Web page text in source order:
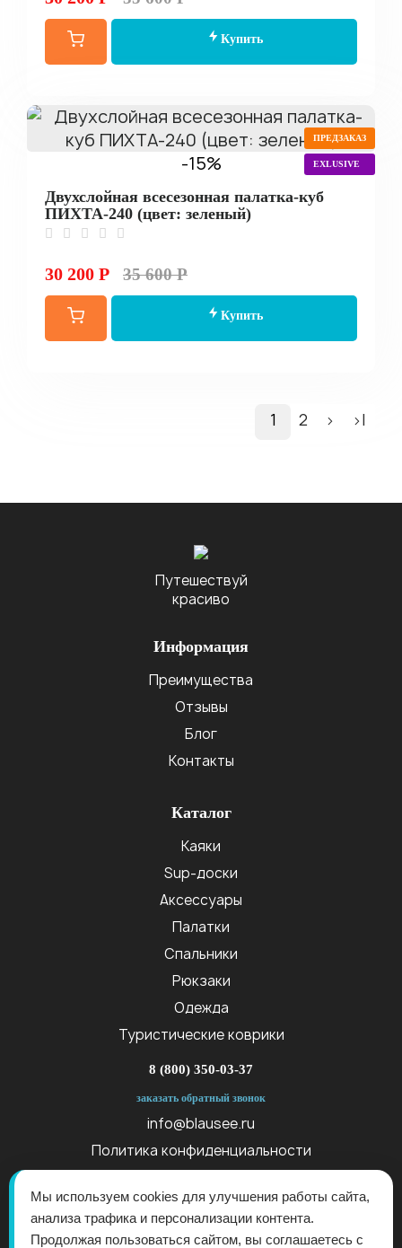
Купить
-15%
ПРЕДЗАКАЗ
EXLUSIVE
Двухслойная всесезонная палатка-куб
ПИХТА-240 (цвет: зеленый)
30 200 Р 35 600 Р
Купить
1 2 > >|
Путешествуй
красиво
Информация
Преимущества
Отзывы
Блог
Контакты
Каталог
Каяки
Sup-доски
Аксессуары
Палатки
Спальники
Рюкзаки
Одежда
Туристические коврики
8 (800) 350-03-37
заказать обратный звонок
info@blausee.ru
Политика конфиденциальности
Мы используем cookies для улучшения работы сайта,
анализа трафика и персонализации контента.
Продолжая пользоваться сайтом, вы соглашаетесь с